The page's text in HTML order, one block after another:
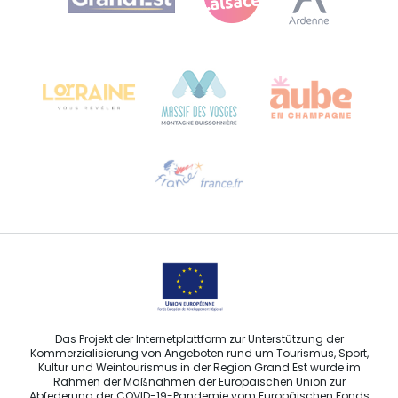
Bureau de Colmar (Hauptverwaltung)
Sprechen Sie uns per E-Mail an
Das Projekt der Internetplattform zur Unterstützung der
Kommerzialisierung von Angeboten rund um Tourismus, Sport,
Kultur und Weintourismus in der Region Grand Est wurde im
Rahmen der Maßnahmen der Europäischen Union zur